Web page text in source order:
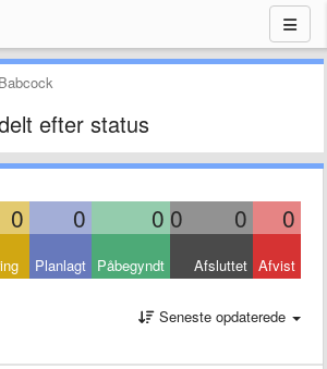
efter status
0 0 0 0 0 0
Planlagt Påbegyndt Afsluttet Afvist
Seneste opdaterede